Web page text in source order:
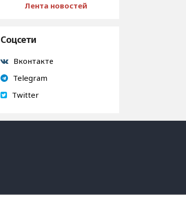
Лента новостей
Соцсети
Вконтакте
Telegram
Twitter